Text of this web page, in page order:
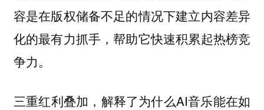
容是在版权储备不足的情况下建立内容差异
化的最有力抓手，帮助它快速积累起热榜竞
争力。
三重红利叠加，解释了为什么AI音乐能在如